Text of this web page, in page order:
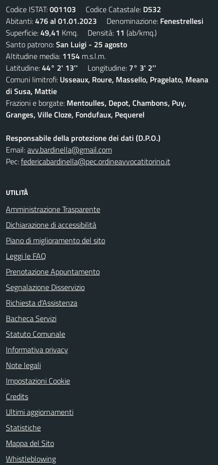
Codice ISTAT:001103 Codice Catastale: D532
Abitanti:476 al 01.01.2023 Denominazione: Fenestrellesi
Superficie:49,41 Kmq. Densità: 11 (ab/kmq.)
Santo patrono:San Luigi - 25 agosto
Altitudine media: 1154 m.s.l.m.
Latitudine:44° 2' 13'' Longitudine: 7° 3' 2''
Comuni limitrofi: Usseaux, Roure, Massello, Pragelato, Meana
di Susa, Mattie
Frazioni e borgate: Mentoulles, Depot, Chambons, Puy,
Granges, Ville Cloze, Fondufaux, Pequerel
Responsabile della protezione dei dati (D.P.O.)
Email:avv.bardinella@gmail.com
Pec:federicabardinella@pec.ordineavvocatitorino.it
UTILITÀ
Amministrazione Trasparente
Dichiarazione di accessibilità
Piano di miglioramento del sito
Leggi le FAQ
Prenotazione Appuntamento
Segnalazione Disservizio
Richiesta d'Assistenza
Bacheca Servizi
Statuto Comunale
Informativa privacy
Note legali
Impostazioni Cookie
Credits
Ultimi aggiornamenti
Statistiche
Mappa del Sito
Whistleblowing